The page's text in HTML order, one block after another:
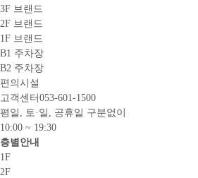
3F 브랜드
2F 브랜드
1F 브랜드
B1 주차장
B2 주차장
편의시설
고객센터 053-601-1500
평일, 토·일, 공휴일 구분없이
10:00 ~ 19:30
층별안내
1F
2F